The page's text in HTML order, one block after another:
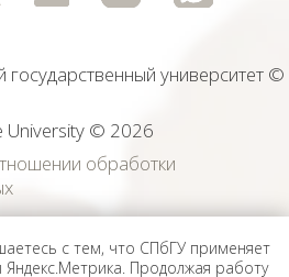
с тем, что СПбГУ применяет
Продолжая работу